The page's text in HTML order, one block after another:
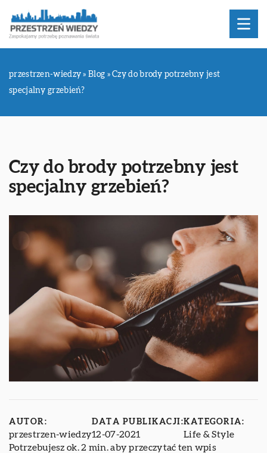
przestrzen-wiedzy »Blog »Czy do brody potrzebny jest
specjalny grzebień?
Czy do brody potrzebny jest
specjalny grzebień?
AUTOR:
przestrzen-wiedzy
DATA PUBLIKACJI:
12-07-2021
KATEGORIA:
Life & Style
Potrzebujesz ok. 2 min. aby przeczytać ten wpis